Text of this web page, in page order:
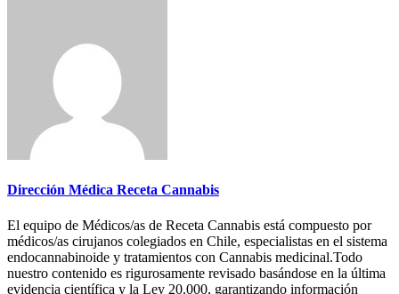
Dirección Médica Receta Cannabis
El equipo de Médicos/as de Receta Cannabis está compuesto por
médicos/as cirujanos colegiados en Chile, especialistas en el sistema
endocannabinoide y tratamientos con Cannabis medicinal.Todo
nuestro contenido es rigurosamente revisado basándose en la última
evidencia científica y la Ley 20.000, garantizando información